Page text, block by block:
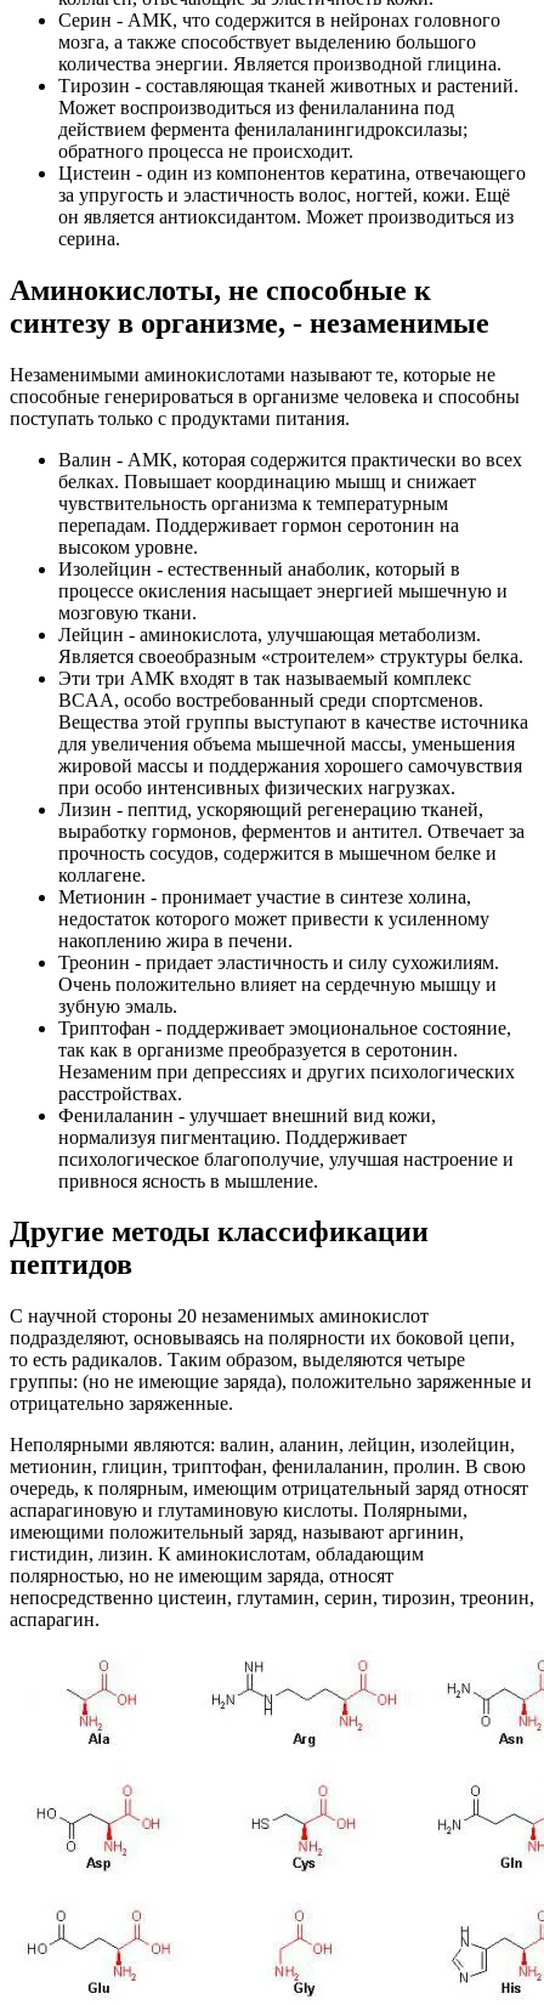
Серин - АМК, что содержится в нейронах головного
мозга, а также способствует выделению большого
количества энергии. Является производной глицина.
Тирозин - составляющая тканей животных и растений.
Может воспроизводиться из фенилаланина под
действием фермента фенилаланингидроксилазы;
обратного процесса не происходит.
Цистеин - один из компонентов кератина, отвечающего
за упругость и эластичность волос, ногтей, кожи. Ещё
он является антиоксидантом. Может производиться из
серина.
Аминокислоты, не способные к
синтезу в организме, - незаменимые
Незаменимыми аминокислотами называют те, которые не
способные генерироваться в организме человека и способны
поступать только с продуктами питания.
Валин - АМК, которая содержится практически во всех
белках. Повышает координацию мышц и снижает
чувствительность организма к температурным
перепадам. Поддерживает гормон серотонин на
высоком уровне.
Изолейцин - естественный анаболик, который в
процессе окисления насыщает энергией мышечную и
мозговую ткани.
Лейцин - аминокислота, улучшающая метаболизм.
Является своеобразным «строителем» структуры белка.
Эти три АМК входят в так называемый комплекс
BCAA, особо востребованный среди спортсменов.
Вещества этой группы выступают в качестве источника
для увеличения объема мышечной массы, уменьшения
жировой массы и поддержания хорошего самочувствия
при особо интенсивных физических нагрузках.
Лизин - пептид, ускоряющий регенерацию тканей,
выработку гормонов, ферментов и антител. Отвечает за
прочность сосудов, содержится в мышечном белке и
коллагене.
Метионин - пронимает участие в синтезе холина,
недостаток которого может привести к усиленному
накоплению жира в печени.
Треонин - придает эластичность и силу сухожилиям.
Очень положительно влияет на сердечную мышцу и
зубную эмаль.
Триптофан - поддерживает эмоциональное состояние,
так как в организме преобразуется в серотонин.
Незаменим при депрессиях и других психологических
расстройствах.
Фенилаланин - улучшает внешний вид кожи,
нормализуя пигментацию. Поддерживает
психологическое благополучие, улучшая настроение и
привнося ясность в мышление.
Другие методы классификации
пептидов
С научной стороны 20 незаменимых аминокислот
подразделяют, основываясь на полярности их боковой цепи,
то есть радикалов. Таким образом, выделяются четыре
группы: (но не имеющие заряда), положительно заряженные и
отрицательно заряженные.
Неполярными являются: валин, аланин, лейцин, изолейцин,
метионин, глицин, триптофан, фенилаланин, пролин. В свою
очередь, к полярным, имеющим отрицательный заряд относят
аспарагиновую и глутаминовую кислоты. Полярными,
имеющими положительный заряд, называют аргинин,
гистидин, лизин. К аминокислотам, обладающим
полярностью, но не имеющим заряда, относят
непосредственно цистеин, глутамин, серин, тирозин, треонин,
аспарагин.